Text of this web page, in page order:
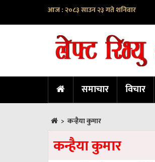
आज : २०८३ साउन २३ गते शनिवार
समाचार विचार
> कन्हैया कुमार
कन्हैया कुमार